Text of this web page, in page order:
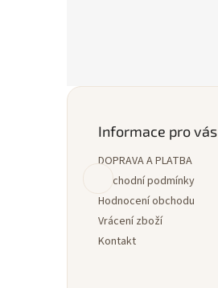
Informace pro vás
DOPRAVA A PLATBA
Obchodní podmínky
Hodnocení obchodu
Vrácení zboží
Kontakt